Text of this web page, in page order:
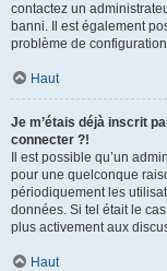
contactez un
banni. Il est également
problème de
Haut
Je m’étais déjà inscrit
connecter ?!
Il est possible qu’un
pour une quelconque
périodiquement les
données. Si tel était le
plus activement aux
Haut